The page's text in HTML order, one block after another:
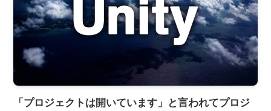
「プロジェクトは開いています」と言われてプロジ